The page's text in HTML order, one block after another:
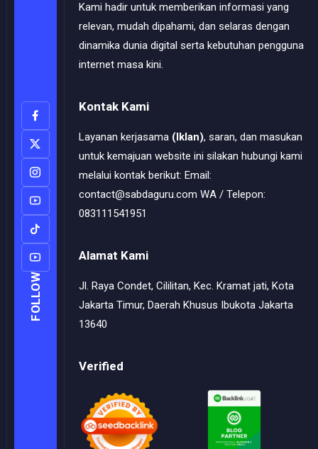
FOLLOW
Kami hadir untuk memberikan informasi yang
relevan, mudah dipahami, dan selaras dengan
dinamika dunia digital serta kebutuhan pengguna
internet masa kini.
Kontak Kami
Layanan kerjasama (Iklan), saran, dan masukan
untuk kemajuan website ini silakan hubungi kami
melalui kontak berikut: Email:
contact@sabdaguru.com WA / Telepon:
083111541951
Alamat Kami
Jl. Raya Condet, Cililitan, Kec. Kramat jati, Kota
Jakarta Timur, Daerah Khusus Ibukota Jakarta
13640
Verified